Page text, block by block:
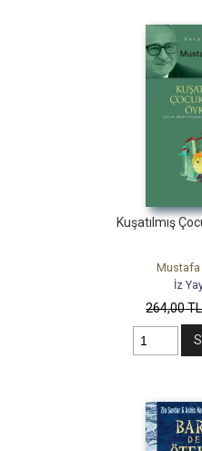
Kuşatılmış
Mustafa
İz
264,00TL